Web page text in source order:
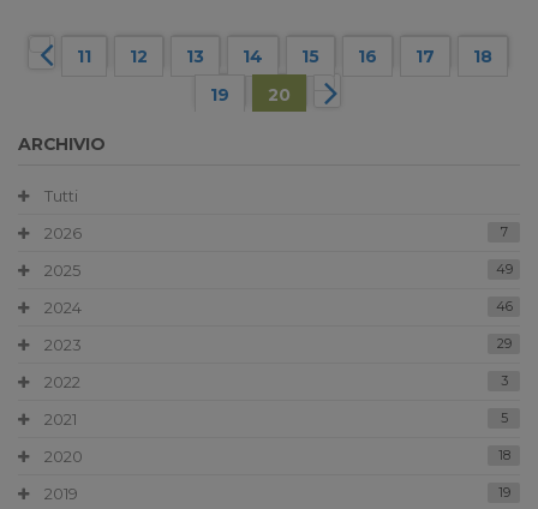
11 12 13 14 15 16 17
18
19
20
ARCHIVIO
Tutti
2026
7
2025 49
2024 46
2023 29
2022 3
2021 5
2020 18
2019 19